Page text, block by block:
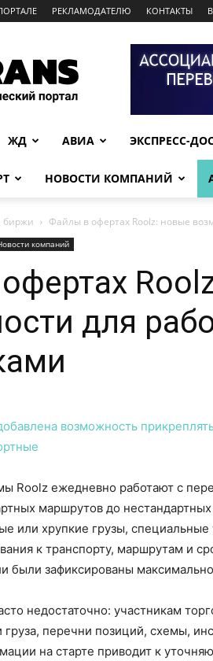
РЕКЛАМОДАТЕЛЮ КОНТАКТЫ
ЖД АВИА ЭКСПРЕСС-
НОВОСТИ КОМПАНИЙ
биржи Файлы в офертах Roolz: новые
компаний
для
Roolz ежедневно работают с
маршрутов до
или хрупкие грузы, специальные
к транспорту, маршрутам и
были зафиксированы
недостаточно: участникам
перечни позиций, схемы,
на старте приводит к